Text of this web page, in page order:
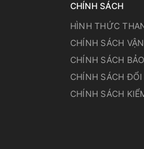
CHÍNH SÁCH
HÌNH THỨC
CHÍNH SÁCH
CHÍNH SÁCH
CHÍNH SÁCH ĐỔI
CHÍNH SÁCH